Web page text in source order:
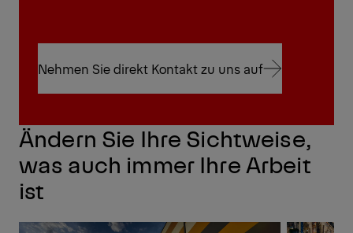
Nehmen Sie direkt Kontakt zu uns auf
Ändern Sie Ihre Sichtweise,
was auch immer Ihre Arbeit
ist